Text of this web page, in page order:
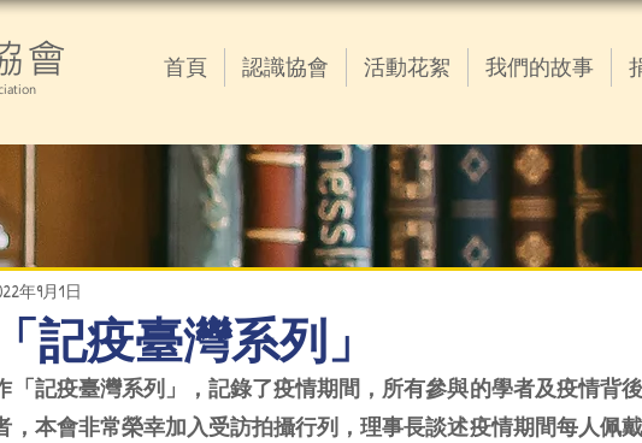
會 首頁 認識協會 活動花絮 我們的故事
記疫臺灣系列」
年9月1日
「記疫臺灣系列」，記錄了疫情期間，所有參與的學者及疫情背
，本會非常榮幸加入受訪拍攝行列，理事長談述疫情期間每人佩